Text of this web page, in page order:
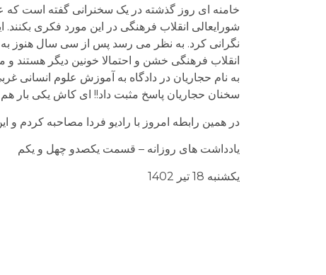
خامنه ای روز گذشته در یک سخنرانی گفته است
شورایعالی انقلاب فرهنگی در این مورد فکری
نگرانی کرد. به نظر می رسد پس از سی سال هنوز به
انقلاب فرهنگی خشن و احتمالا خونین دیگر هستند
به نام حجاریان در دادگاه به آموزش علوم انسانی
سخنان حجاریان پاسخ مثبت داد!! ای کاش یکی بار
در همین رابطه امروز با رادیو فردا مصاحبه کردم
یادداشت های روزانه – قسمت یکصدو چهل و یکم
یکشنبه 18 تیر 1402